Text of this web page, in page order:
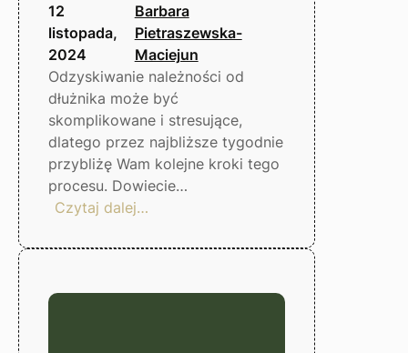
12
listopada,
2024
Barbara
Pietraszewska-
Maciejun
Odzyskiwanie należności od
dłużnika może być
skomplikowane i stresujące,
dlatego przez najbliższe tygodnie
przybliżę Wam kolejne kroki tego
procesu. Dowiecie…
Czytaj dalej…
odzyskać
nad